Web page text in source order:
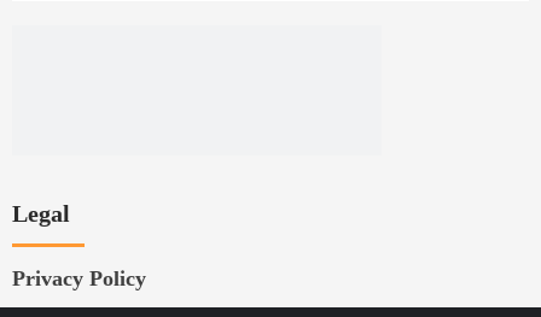
Legal
Privacy Policy